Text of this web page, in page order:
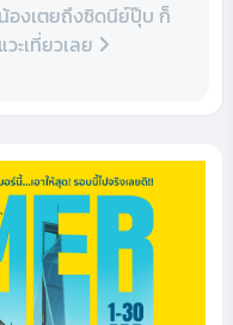
น้องเตยถึงซิดนีย์ปุ๊บ ก็
แวะเที่ยวเลย